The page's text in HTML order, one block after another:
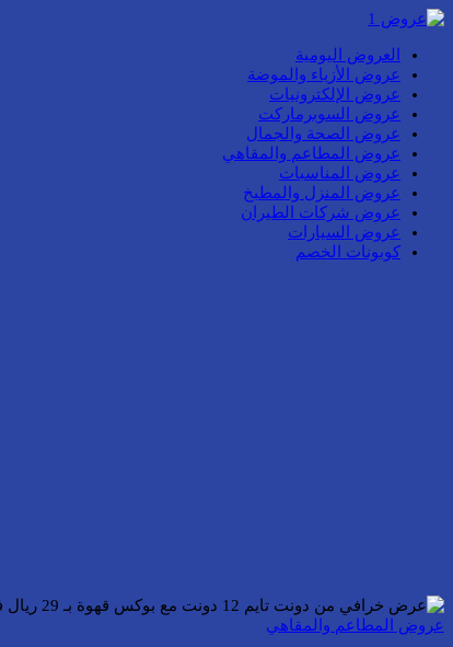
العروض اليومية
عروض الأزياء والموضة
عروض الإلكترونيات
عروض السوبرماركت
عروض الصحة والجمال
عروض المطاعم والمقاهي
عروض المناسبات
عروض المنزل والمطبخ
عروض شركات الطيران
عروض السيارات
كوبونات الخصم
عروض المطاعم والمقاهي